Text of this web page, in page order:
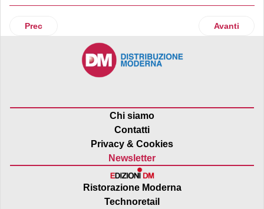
Articolo precedente: Dsv completa l'acquisizione di
Prec Articolo
Avanti
Chi siamo
Contatti
Privacy & Cookies
Newsletter
Ristorazione Moderna
Technoretail